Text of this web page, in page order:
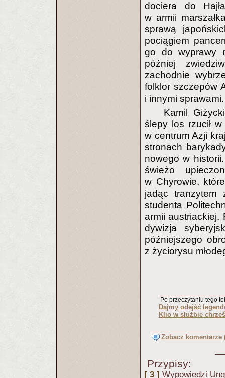
dociera do
w armii
sprawą
pociągiem
go do wyprawy
później
zachodnie
folklor szczepów
i innymi sprawami.
Kamil
ślepy los rzucił
w centrum Azji
stronach
nowego w
świeżo
w Chyrowie,
jadąc tranzytem
studenta
armii austriackiej.
dywizja
późniejszego
z życiorysu
Po przeczytaniu tego
Dajmy odejść
Klio w służbie
Zobacz komentarze
Przypisy:
[ 3 ] Wypowiedzi